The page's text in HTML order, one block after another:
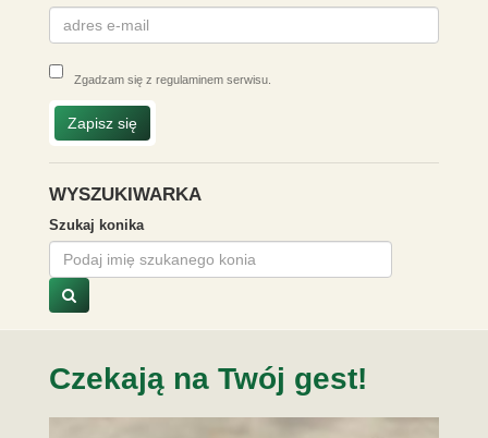
Zgadzam się z regulaminem serwisu.
Zapisz się
WYSZUKIWARKA
Szukaj konika
Czekają na Twój gest!